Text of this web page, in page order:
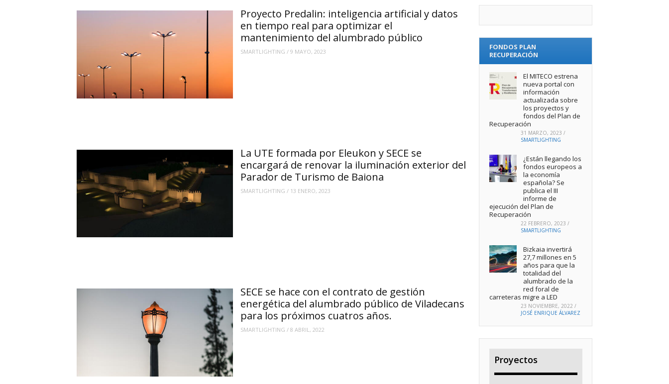
Proyecto Predalin: inteligencia artificial y datos
en tiempo real para optimizar el
mantenimiento del alumbrado público
SMARTLIGHTING / 9 MAYO, 2023
La UTE formada por Eleukon y SECE se
encargará de renovar la iluminación exterior del
Parador de Turismo de Baiona
SMARTLIGHTING / 13 ENERO, 2023
SECE se hace con el contrato de gestión
energética del alumbrado público de Viladecans
para los próximos cuatros años.
SMARTLIGHTING / 8 ABRIL, 2022
FONDOS PLAN
RECUPERACIÓN
El MITECO estrena
nueva portal con
información
actualizada sobre
los proyectos y
fondos del Plan de
Recuperación
31 MARZO, 2023 /
SMARTLIGHTING
¿Están llegando los
fondos europeos a
la economía
española? Se
publica el III
informe de
ejecución del Plan de
Recuperación
22 FEBRERO, 2023 /
SMARTLIGHTING
Bizkaia invertirá
27,7 millones en 5
años para que la
totalidad del
alumbrado de la
red foral de
carreteras migre a LED
23 NOVIEMBRE, 2022 /
JOSÉ ENRIQUE ÁLVAREZ
Proyectos